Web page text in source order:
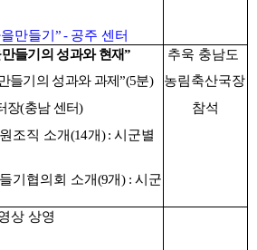
만들기 ” - 공주 센터
들기의 성과와 현재”
들기의 성과와 과제”(5분)
장(충남 센터)
조직 소개(14개) : 시군별
기협의회 소개(9개) : 시군
추욱 충남도
농림축산국장
참석
상 상영